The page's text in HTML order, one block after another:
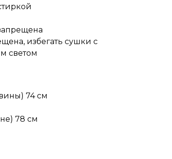
избегать сушки с
светом
74 см
78 см